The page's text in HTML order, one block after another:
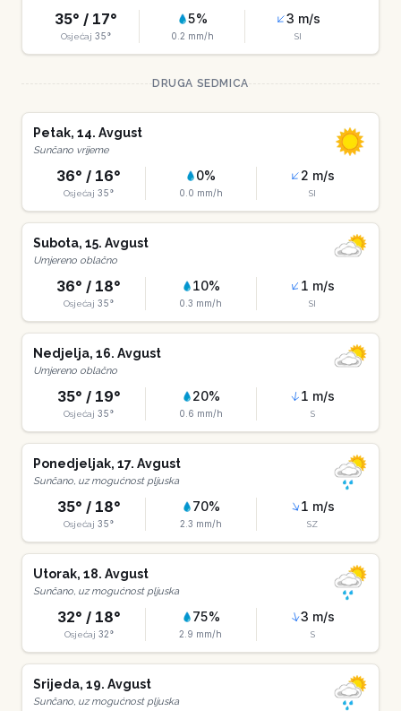
35° / 17°
Osjećaj 35°
5%
0.2 mm/h
3 m/s
SI
DRUGA SEDMICA
Petak, 14. Avgust
Sunčano vrijeme
36° / 16°
Osjećaj 35°
0%
0.0 mm/h
2 m/s
SI
Subota, 15. Avgust
Umjereno oblačno
36° / 18°
Osjećaj 35°
10%
0.3 mm/h
1 m/s
SI
Nedjelja, 16. Avgust
Umjereno oblačno
35° / 19°
Osjećaj 35°
20%
0.6 mm/h
1 m/s
S
Ponedjeljak, 17. Avgust
Sunčano, uz mogućnost pljuska
35° / 18°
Osjećaj 35°
70%
2.3 mm/h
1 m/s
SZ
Utorak, 18. Avgust
Sunčano, uz mogućnost pljuska
32° / 18°
Osjećaj 32°
75%
2.9 mm/h
3 m/s
S
Srijeda, 19. Avgust
Sunčano, uz mogućnost pljuska